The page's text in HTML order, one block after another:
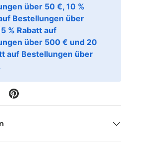
über 50 €, 10 %
Bestellungen über
% Rabatt auf
über 500 € und 20
auf Bestellungen über